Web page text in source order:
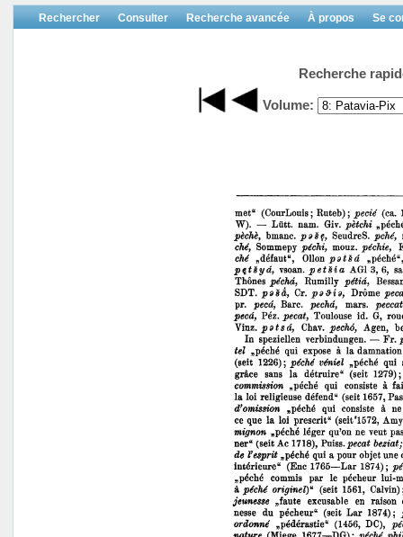
Rechercher Consulter Recherche avancée À propos Se
Recherche
Volume: